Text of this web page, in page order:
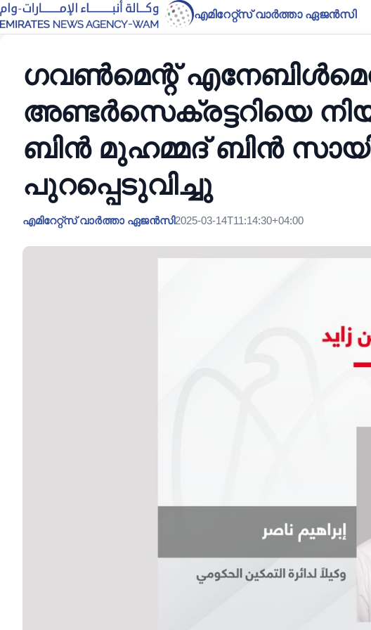
എമിറേറ്റ്സ് വാർത്താ ഏജൻസി
ഗവൺമെന്റ്
അണ്ടർസെക്രട്ടറിയെ
ബിൻ മുഹമ്മദ് ബിൻ
പുറപ്പെടുവിച്ചു
എമിറേറ്റ്സ് വാർത്താ ഏജൻസി2025-03-14T11:14:30+04:00